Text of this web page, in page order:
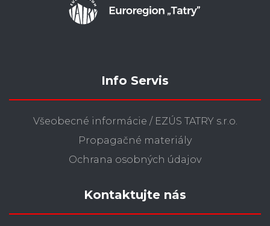
Info Servis
Všeobecné informácie / EZÚS TATRY s.r.o.
Propagačné materiály
Ochrana osobných údajov
Kontaktujte nás